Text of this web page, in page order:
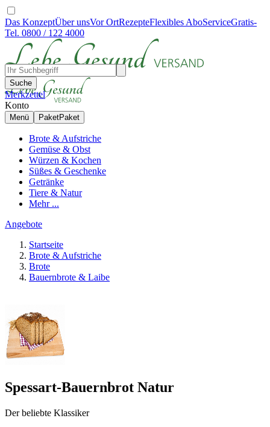
Das KonzeptÜber unsVor OrtRezepteFlexibles AboServiceGratis-
Tel. 0800 / 122 4000
Suche
Merkzettel
Konto
Menü PaketPaket
Brote & Aufstriche
Gemüse & Obst
Würzen & Kochen
Süßes & Geschenke
Getränke
Tiere & Natur
Mehr ...
Angebote
Startseite
Brote & Aufstriche
Brote
Bauernbrote & Laibe
Spessart-Bauernbrot Natur
Der beliebte Klassiker